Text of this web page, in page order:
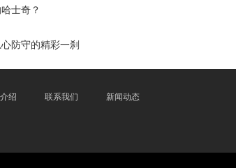
士奇？
防守的精彩一刹
绍 联系我们 新闻动态